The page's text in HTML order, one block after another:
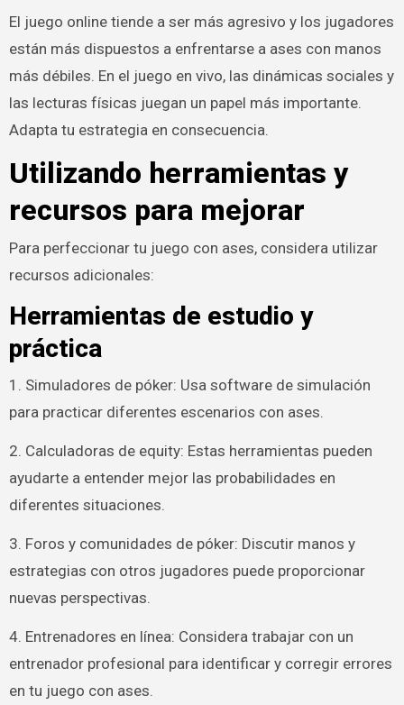
El juego online tiende a ser más agresivo y los jugadores
están más dispuestos a enfrentarse a ases con manos
más débiles. En el juego en vivo, las dinámicas sociales y
las lecturas físicas juegan un papel más importante.
Adapta tu estrategia en consecuencia.
Utilizando herramientas y
recursos para mejorar
Para perfeccionar tu juego con ases, considera utilizar
recursos adicionales:
Herramientas de estudio y
práctica
1. Simuladores de póker: Usa software de simulación
para practicar diferentes escenarios con ases.
2. Calculadoras de equity: Estas herramientas pueden
ayudarte a entender mejor las probabilidades en
diferentes situaciones.
3. Foros y comunidades de póker: Discutir manos y
estrategias con otros jugadores puede proporcionar
nuevas perspectivas.
4. Entrenadores en línea: Considera trabajar con un
entrenador profesional para identificar y corregir errores
en tu juego con ases.